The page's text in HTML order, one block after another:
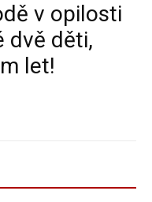
v opilosti
dvě děti,
let!